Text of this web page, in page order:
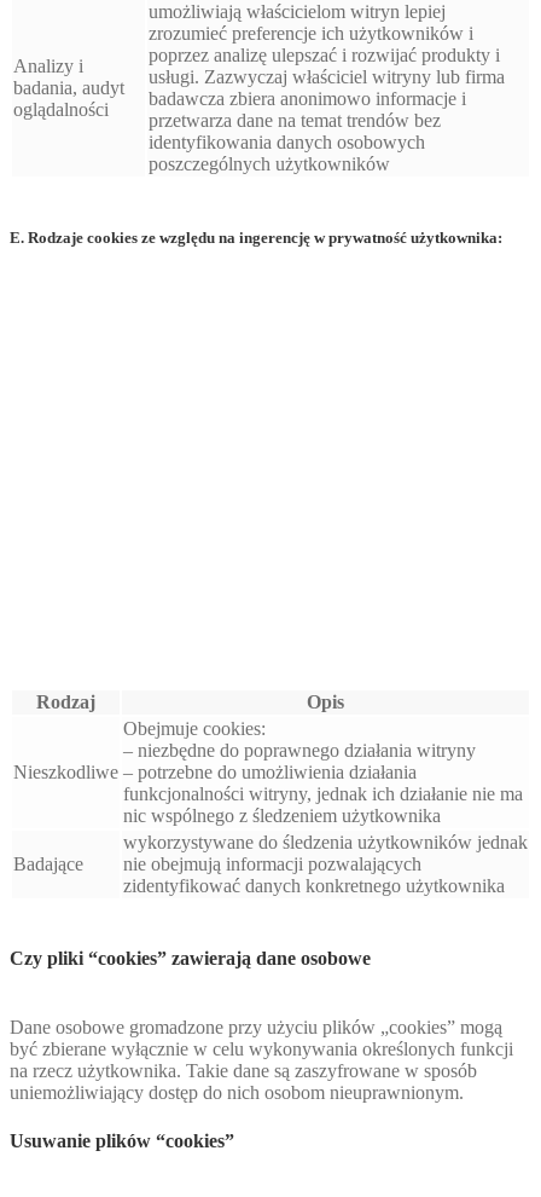
Analizy i
badania, audyt
oglądalności
umożliwiają właścicielom witryn lepiej
zrozumieć preferencje ich użytkowników i
poprzez analizę ulepszać i rozwijać produkty i
usługi. Zazwyczaj właściciel witryny lub firma
badawcza zbiera anonimowo informacje i
przetwarza dane na temat trendów bez
identyfikowania danych osobowych
poszczególnych użytkowników
E. Rodzaje cookies ze względu na ingerencję w prywatność użytkownika:
Rodzaj Opis
Nieszkodliwe
Obejmuje cookies:
– niezbędne do poprawnego działania witryny
– potrzebne do umożliwienia działania
funkcjonalności witryny, jednak ich działanie nie ma
nic wspólnego z śledzeniem użytkownika
Badające
wykorzystywane do śledzenia użytkowników jednak
nie obejmują informacji pozwalających
zidentyfikować danych konkretnego użytkownika
Czy pliki “cookies” zawierają dane osobowe
Dane osobowe gromadzone przy użyciu plików „cookies” mogą
być zbierane wyłącznie w celu wykonywania określonych funkcji
na rzecz użytkownika. Takie dane są zaszyfrowane w sposób
uniemożliwiający dostęp do nich osobom nieuprawnionym.
Usuwanie plików “cookies”